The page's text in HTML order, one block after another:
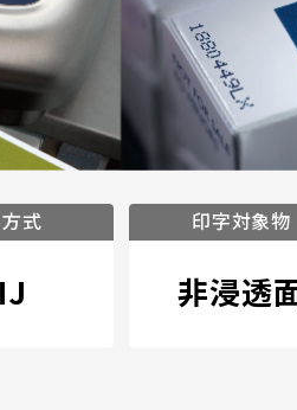
式 印字対象物
非浸透